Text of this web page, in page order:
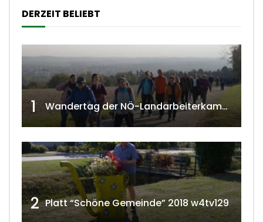
DERZEIT BELIEBT
1 Wandertag der NÖ-Landarbeiterkammer in Hollabrunn 2024
2 Platt “Schöne Gemeinde” 2018 w4tv129